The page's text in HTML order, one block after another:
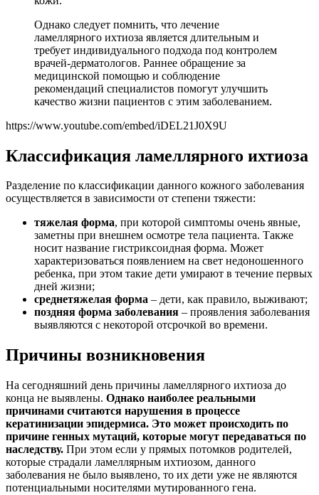
Однако следует помнить, что лечение
ламеллярного ихтиоза является длительным и
требует индивидуального подхода под контролем
врачей-дерматологов. Раннее обращение за
медицинской помощью и соблюдение
рекомендаций специалистов помогут улучшить
качество жизни пациентов с этим заболеванием.
https://www.youtube.com/embed/iDEL21J0X9U
Классификация ламеллярного ихтиоза
Разделение по классификации данного кожного заболевания
осуществляется в зависимости от степени тяжести:
тяжелая форма, при которой симптомы очень явные,
заметны при внешнем осмотре тела пациента. Также
носит название гистриксоидная форма. Может
характеризоваться появлением на свет недоношенного
ребенка, при этом такие дети умирают в течение первых
дней жизни;
среднетяжелая форма – дети, как правило, выживают;
поздняя форма заболевания – проявления заболевания
выявляются с некоторой отсрочкой во времени.
Причины возникновения
На сегодняшний день причины ламеллярного ихтиоза до
конца не выявлены. Однако наиболее реальными
причинами считаются нарушения в процессе
кератинизации эпидермиса. Это может происходить по
причине генных мутаций, которые могут передаваться по
наследству. При этом если у прямых потомков родителей,
которые страдали ламеллярным ихтиозом, данного
заболевания не было выявлено, то их дети уже не являются
потенциальными носителями мутированного гена.